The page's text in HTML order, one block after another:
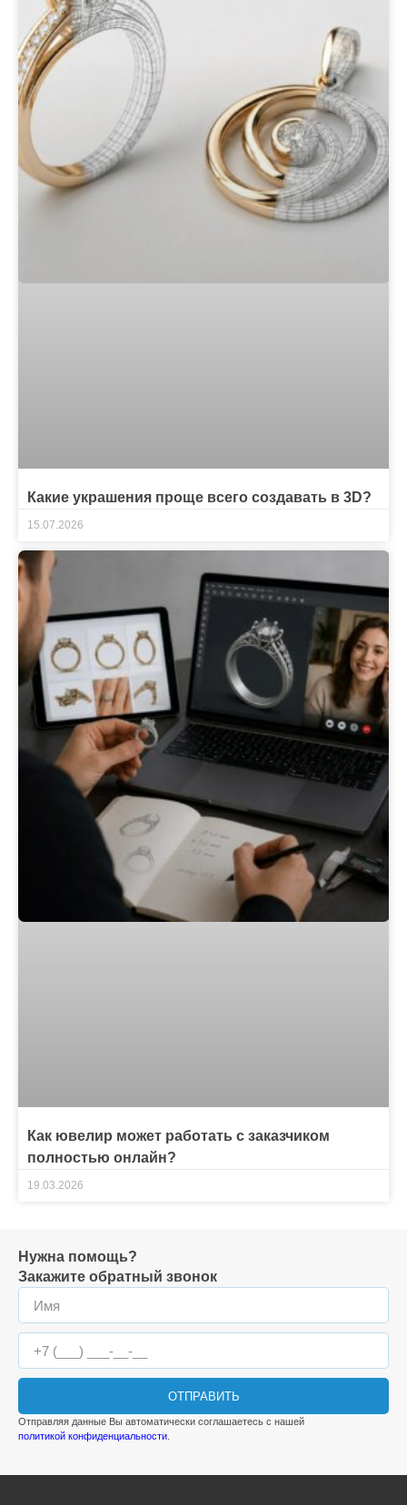
Какие украшения проще всего создавать в 3D?
15.07.2026
Как ювелир может работать с заказчиком
полностью онлайн?
19.03.2026
Нужна помощь?
Закажите обратный звонок
ОТПРАВИТЬ
Отправляя данные Вы автоматически соглашаетесь с нашей
политикой конфиденциальности